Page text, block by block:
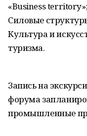
«Business
Силовые
Культура и
туризма.
Запись на
форума
промышленные